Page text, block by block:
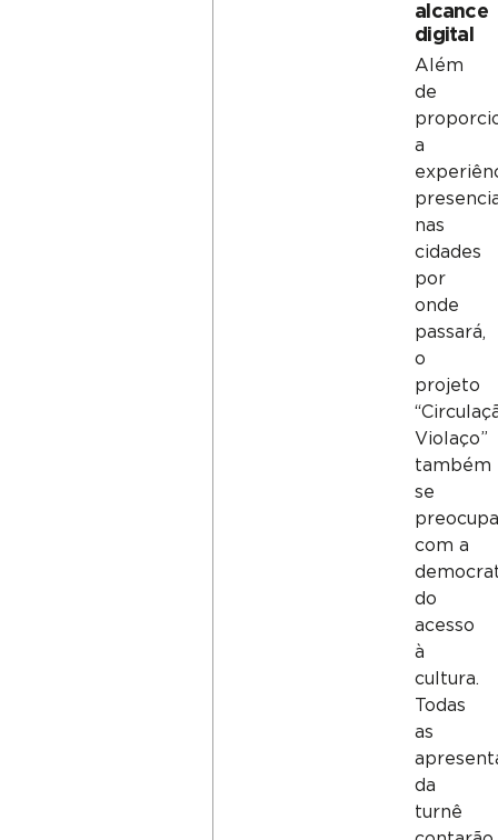
alcance
digital
Além
de
a
nas
cidades
por
onde
passará,
o
projeto
Violaço”
também
se
com a
do
acesso
à
cultura.
Todas
as
da
turnê